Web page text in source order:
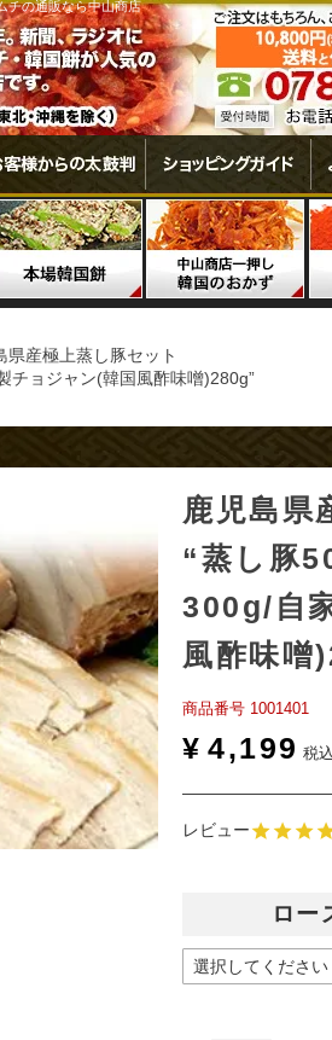
チの通販なら中山商店
県産極上蒸し豚セット
チョジャン(韓国風酢味噌)280g”
鹿児島県
“蒸し豚
300g/自
風酢味噌
商品番号 1001401
¥ 4,199 税
レビュー
ロー